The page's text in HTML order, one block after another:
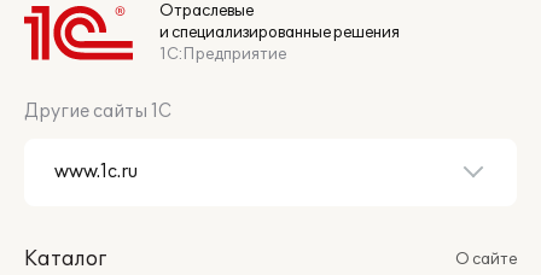
Отраслевые
и специализированные решения
1С:Предприятие
Другие сайты 1С
Каталог
О сайте